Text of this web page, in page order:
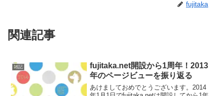
fujitaka
関連記事
雑記
fujitaka.net開設から1周年！2013
年のページビューを振り返る
あけましておめでとうございます。2014